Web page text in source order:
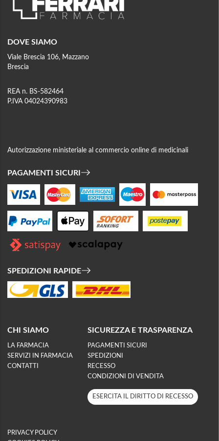
DOVE SIAMO
Viale Brescia 106, Mazzano
Brescia
REA n. BS-582464
P.IVA 04024390983
Autorizzazione ministeriale al commercio online di medicinali
PAGAMENTI SICURI
SPEDIZIONI RAPIDE
CHI SIAMO
LA FARMACIA
SERVIZI IN FARMACIA
CONTATTI
SICUREZZA E TRASPARENZA
PAGAMENTI SICURI
SPEDIZIONI
RECESSO
CONDIZIONI DI VENDITA
ESERCITA IL DIRITTO DI RECESSO
PRIVACY POLICY